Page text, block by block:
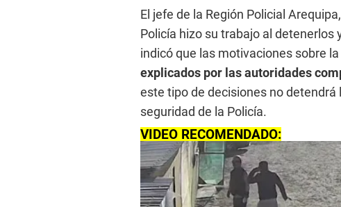
El jefe de la Región Policial
Policía hizo su trabajo al detenerlos
indicó que las motivaciones sobre la
explicados por las autoridades
este tipo de decisiones no
seguridad de la Policía.
VIDEO RECOMENDADO: